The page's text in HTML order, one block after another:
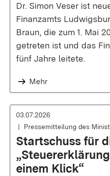
Dr. Simon Veser ist
Finanzamts
Braun, die zum 1. Mai
getreten ist und das
fünf Jahre leitete.
Mehr
03.07.2026
Pressemitteilung des
Startschuss für
einem Klick“